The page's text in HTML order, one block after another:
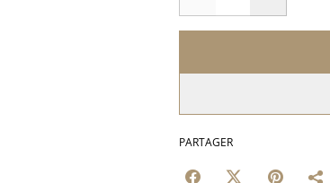
PARTAGER